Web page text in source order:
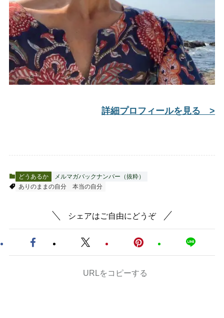
詳細プロフィールを見る >
どうあるか
メルマガバックナンバー（抜粋）
ありのままの自分
本当の自分
シェアはご自由にどうぞ
URLをコピーする